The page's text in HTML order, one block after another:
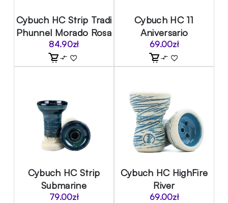
Cybuch HC Strip Tradi
Phunnel Morado Rosa
84.90zł
Cybuch HC 11
Aniversario
69.00zł
Cybuch HC Strip
Submarine
79.00zł
Cybuch HC HighFire
River
69.00zł